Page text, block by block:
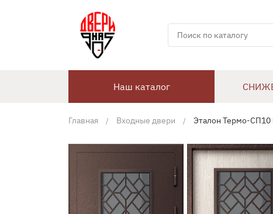
Наш каталог
Главная Входные двери Эталон Термо-